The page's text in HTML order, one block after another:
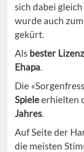
sich dabei
wurde auch zum
gekürt.
Als bester
Ehapa
Die
Spieleerhielten
Jahres.
Auf Seite der
die meisten